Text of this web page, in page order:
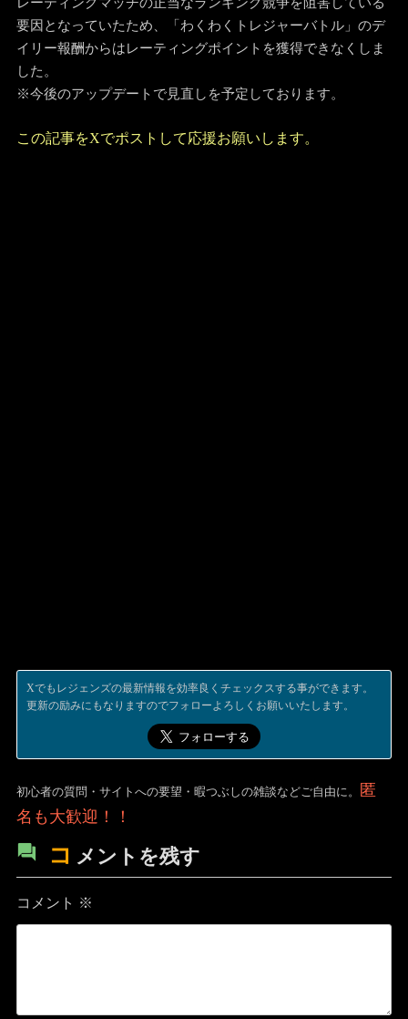
レーティングマッチの正当なランキング競争を阻害している
要因となっていたため、「わくわくトレジャーバトル」のデ
イリー報酬からはレーティングポイントを獲得できなくしま
した。
※今後のアップデートで見直しを予定しております。
この記事をXでポストして応援お願いします。
Xでもレジェンズの最新情報を効率良くチェックスする事ができます。
更新の励みにもなりますのでフォローよろしくお願いいたします。
初心者の質問・サイトへの要望・暇つぶしの雑談などご自由に。
匿
名も大歓迎！！
コ メントを残す
コメント ※